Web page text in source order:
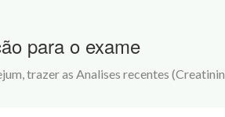
para o exame
trazer as Analises recentes